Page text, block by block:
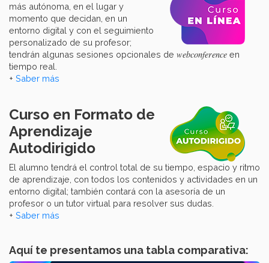
más autónoma, en el lugar y
momento que decidan, en un
entorno digital y con el seguimiento
personalizado de su profesor;
tendrán algunas sesiones opcionales de webconference en
tiempo real.
+ Saber más
Curso en Formato de
Aprendizaje
Autodirigido
El alumno tendrá el control total de su tiempo, espacio y ritmo
de aprendizaje, con todos los contenidos y actividades en un
entorno digital; también contará con la asesoría de un
profesor o un tutor virtual para resolver sus dudas.
+ Saber más
Aquí te presentamos una tabla comparativa: